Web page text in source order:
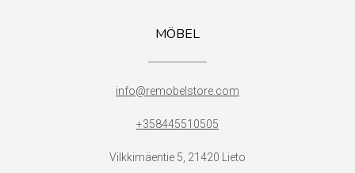
MÖBEL
info@remobelstore.com
+358445510505
Vilkkimäentie 5, 21420 Lieto